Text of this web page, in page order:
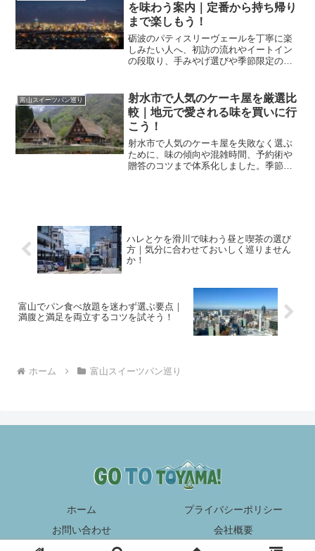
を味わう案内｜定番から持ち帰り
まで楽しもう！
砺波のパティスリーヴェールを丁寧に楽
しみたい人へ、初訪の流れやイートイン
の段取り、手みやげ選びや季節限定の狙
す。
富山スイーツパン巡り
射水市で人気のケーキ屋を厳選比
較｜地元で愛される味を買いに行
こう！
射水市で人気のケーキ屋を失敗なく選ぶ
ために、味の傾向や混雑時間、予約術や
贈答のコツまで体系化しました。季節限
ハレとケを滑川で味わう昼と喫茶の選び
方｜気分に合わせておいしく巡りません
か！
富山でパン食べ放題を迷わず選ぶ要点｜
満腹と満足を両立するコツを試そう！
ホーム 富山スイーツパン巡り
ホーム
プライバシーポリシー
お問い合わせ
会社概要